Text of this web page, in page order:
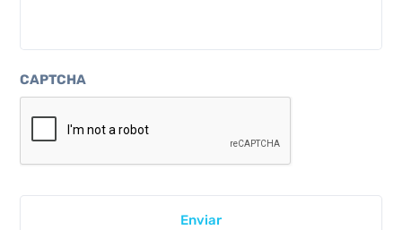
CAPTCHA